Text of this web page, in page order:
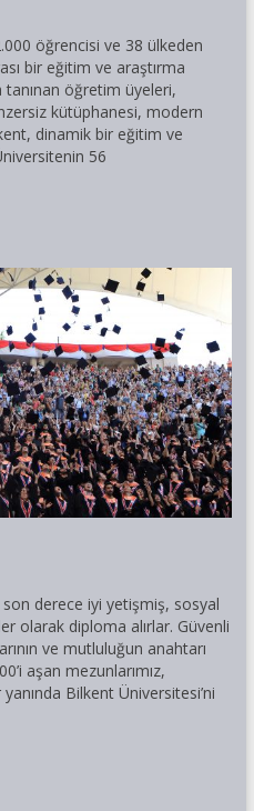
öğrencisi ve 38 ülkeden
bir eğitim ve araştırma
tanınan öğretim üyeleri,
kütüphanesi, modern
dinamik bir eğitim ve
56
derece iyi yetişmiş, sosyal
olarak diploma alırlar. Güvenli
ve mutluluğun anahtarı
aşan mezunlarımız,
Bilkent Üniversitesi’ni